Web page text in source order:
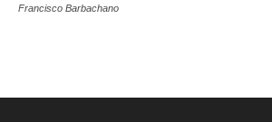
Francisco Barbachano